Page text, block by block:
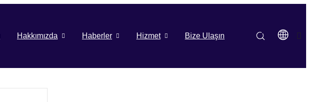
Hakkımızda Haberler Hizmet Bize Ulaşın